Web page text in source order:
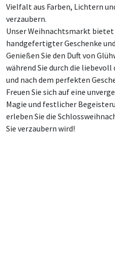
Vielfalt aus Farben, Lichtern
verzaubern.
Unser Weihnachtsmarkt
handgefertigter Geschenke
Genießen Sie den Duft von
während Sie durch die
und nach dem perfekten
Freuen Sie sich auf eine
Magie und festlicher
erleben Sie die
Sie verzaubern wird!